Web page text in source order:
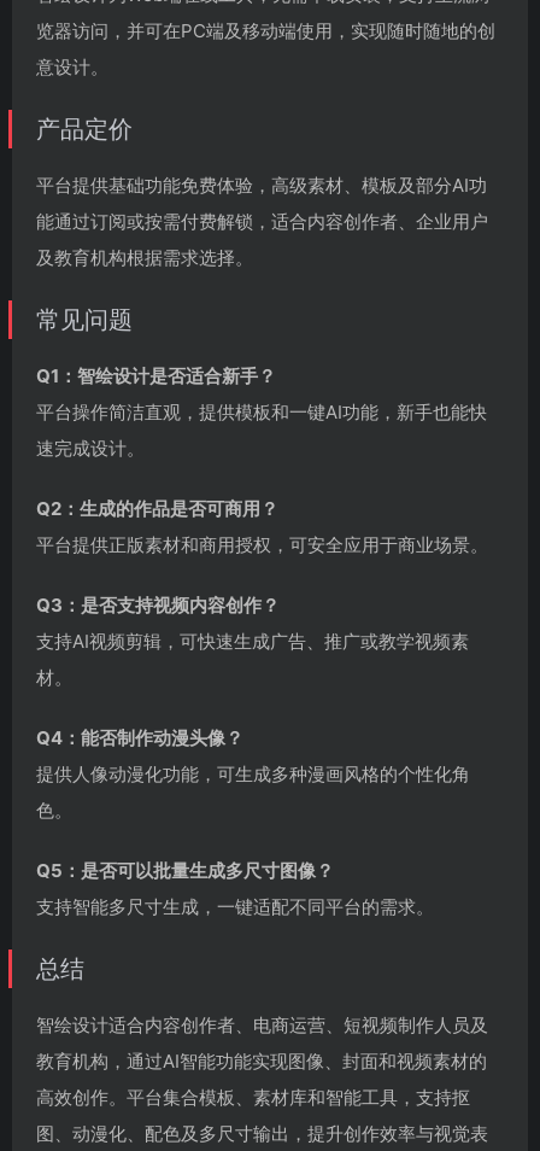
览器访问，并可在PC端及移动端使用，实现随时随地的创
意设计。
产品定价
平台提供基础功能免费体验，高级素材、模板及部分AI功
能通过订阅或按需付费解锁，适合内容创作者、企业用户
及教育机构根据需求选择。
常见问题
Q1：智绘设计是否适合新手？
平台操作简洁直观，提供模板和一键AI功能，新手也能快
速完成设计。
Q2：生成的作品是否可商用？
平台提供正版素材和商用授权，可安全应用于商业场景。
Q3：是否支持视频内容创作？
支持AI视频剪辑，可快速生成广告、推广或教学视频素
材。
Q4：能否制作动漫头像？
提供人像动漫化功能，可生成多种漫画风格的个性化角
色。
Q5：是否可以批量生成多尺寸图像？
支持智能多尺寸生成，一键适配不同平台的需求。
总结
智绘设计适合内容创作者、电商运营、短视频制作人员及
教育机构，通过AI智能功能实现图像、封面和视频素材的
高效创作。平台集合模板、素材库和智能工具，支持抠
图、动漫化、配色及多尺寸输出，提升创作效率与视觉表